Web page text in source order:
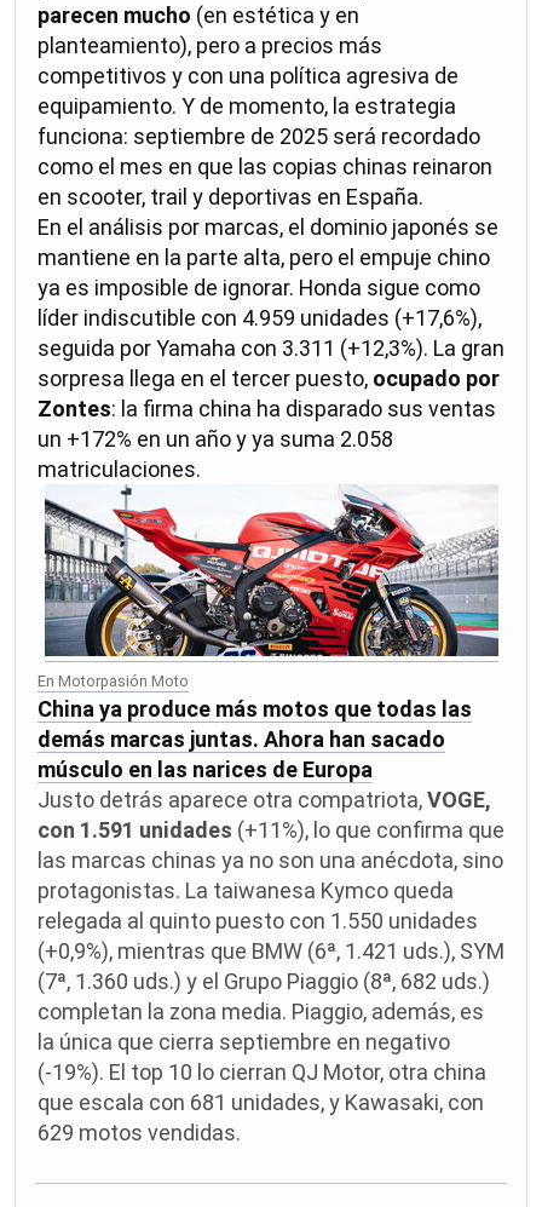
parecen mucho (en estética y en
planteamiento), pero a precios más
competitivos y con una política agresiva de
equipamiento. Y de momento, la estrategia
funciona: septiembre de 2025 será recordado
como el mes en que las copias chinas reinaron
en scooter, trail y deportivas en España.
En el análisis por marcas, el dominio japonés se
mantiene en la parte alta, pero el empuje chino
ya es imposible de ignorar. Honda sigue como
líder indiscutible con 4.959 unidades (+17,6%),
seguida por Yamaha con 3.311 (+12,3%). La gran
sorpresa llega en el tercer puesto, ocupado por
Zontes: la firma china ha disparado sus ventas
un +172% en un año y ya suma 2.058
matriculaciones.
En Motorpasión Moto
China ya produce más motos que todas las
demás marcas juntas. Ahora han sacado
músculo en las narices de Europa
Justo detrás aparece otra compatriota,VOGE,
con 1.591 unidades (+11%), lo que confirma que
las marcas chinas ya no son una anécdota, sino
protagonistas. La taiwanesa Kymco queda
relegada al quinto puesto con 1.550 unidades
(+0,9%), mientras que BMW (6ª, 1.421 uds.), SYM
(7ª, 1.360 uds.) y el Grupo Piaggio (8ª, 682 uds.)
completan la zona media. Piaggio, además, es
la única que cierra septiembre en negativo
(-19%). El top 10 lo cierran QJ Motor, otra china
que escala con 681 unidades, y Kawasaki, con
629 motos vendidas.